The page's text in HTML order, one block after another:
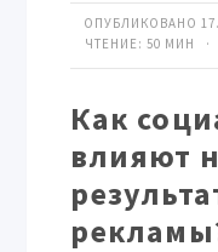
ОПУБЛИКОВАНО
ЧТЕНИЕ: 50 МИН
Как
влияют